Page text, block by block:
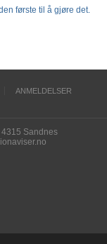
første til å gjøre det.
ANMELDELSER
Sandnes